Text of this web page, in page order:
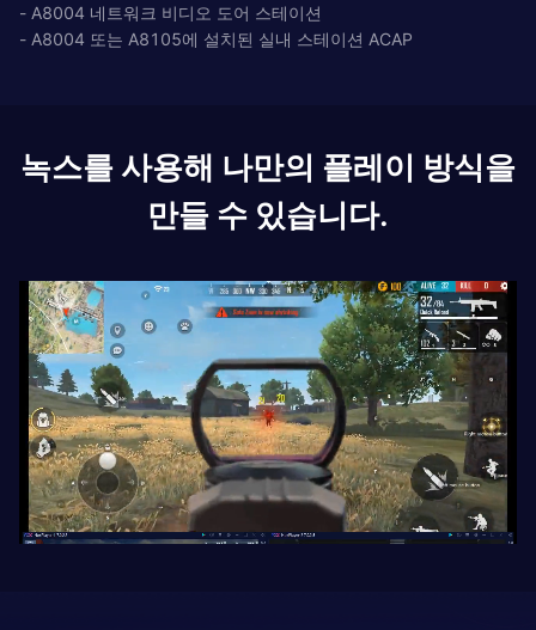
- A8004 네트워크 비디오 도어 스테이션
- A8004 또는 A8105에 설치된 실내 스테이션 ACAP
녹스를 사용해 나만의 플레이 방식을
만들 수 있습니다.